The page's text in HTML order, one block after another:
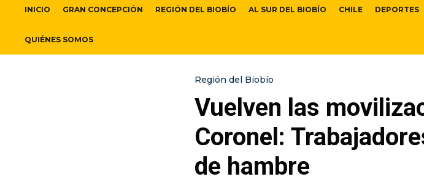
INICIO GRAN CONCEPCIÓN REGIÓN DEL BIOBÍO AL SUR DEL BIOBÍO CHILE DEPORTES
QUIÉNES SOMOS
Región del Biobío
Vuelven las
Coronel:
de hambre